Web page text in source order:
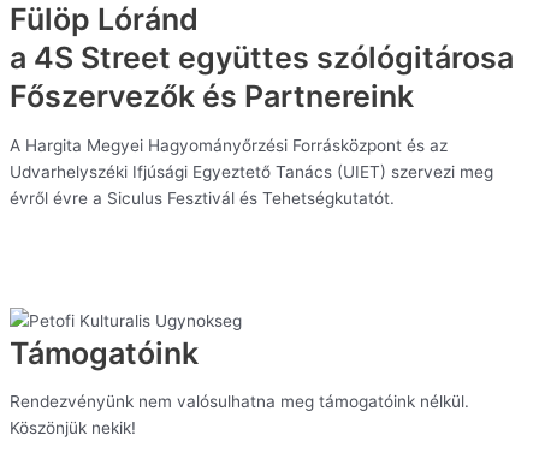
Fülöp Lóránd
a 4S Street együttes szólógitárosa
Főszervezők és Partnereink
A Hargita Megyei Hagyományőrzési Forrásközpont és az
Udvarhelyszéki Ifjúsági Egyeztető Tanács (UIET) szervezi meg
évről évre a Siculus Fesztivál és Tehetségkutatót.
Támogatóink
Rendezvényünk nem valósulhatna meg támogatóink nélkül.
Köszönjük nekik!